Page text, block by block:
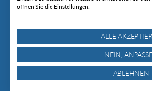
© Tourentipp.com 2025
öffnen Sie die Einstellungen.
ALLE
NEIN,
ABLEHNEN